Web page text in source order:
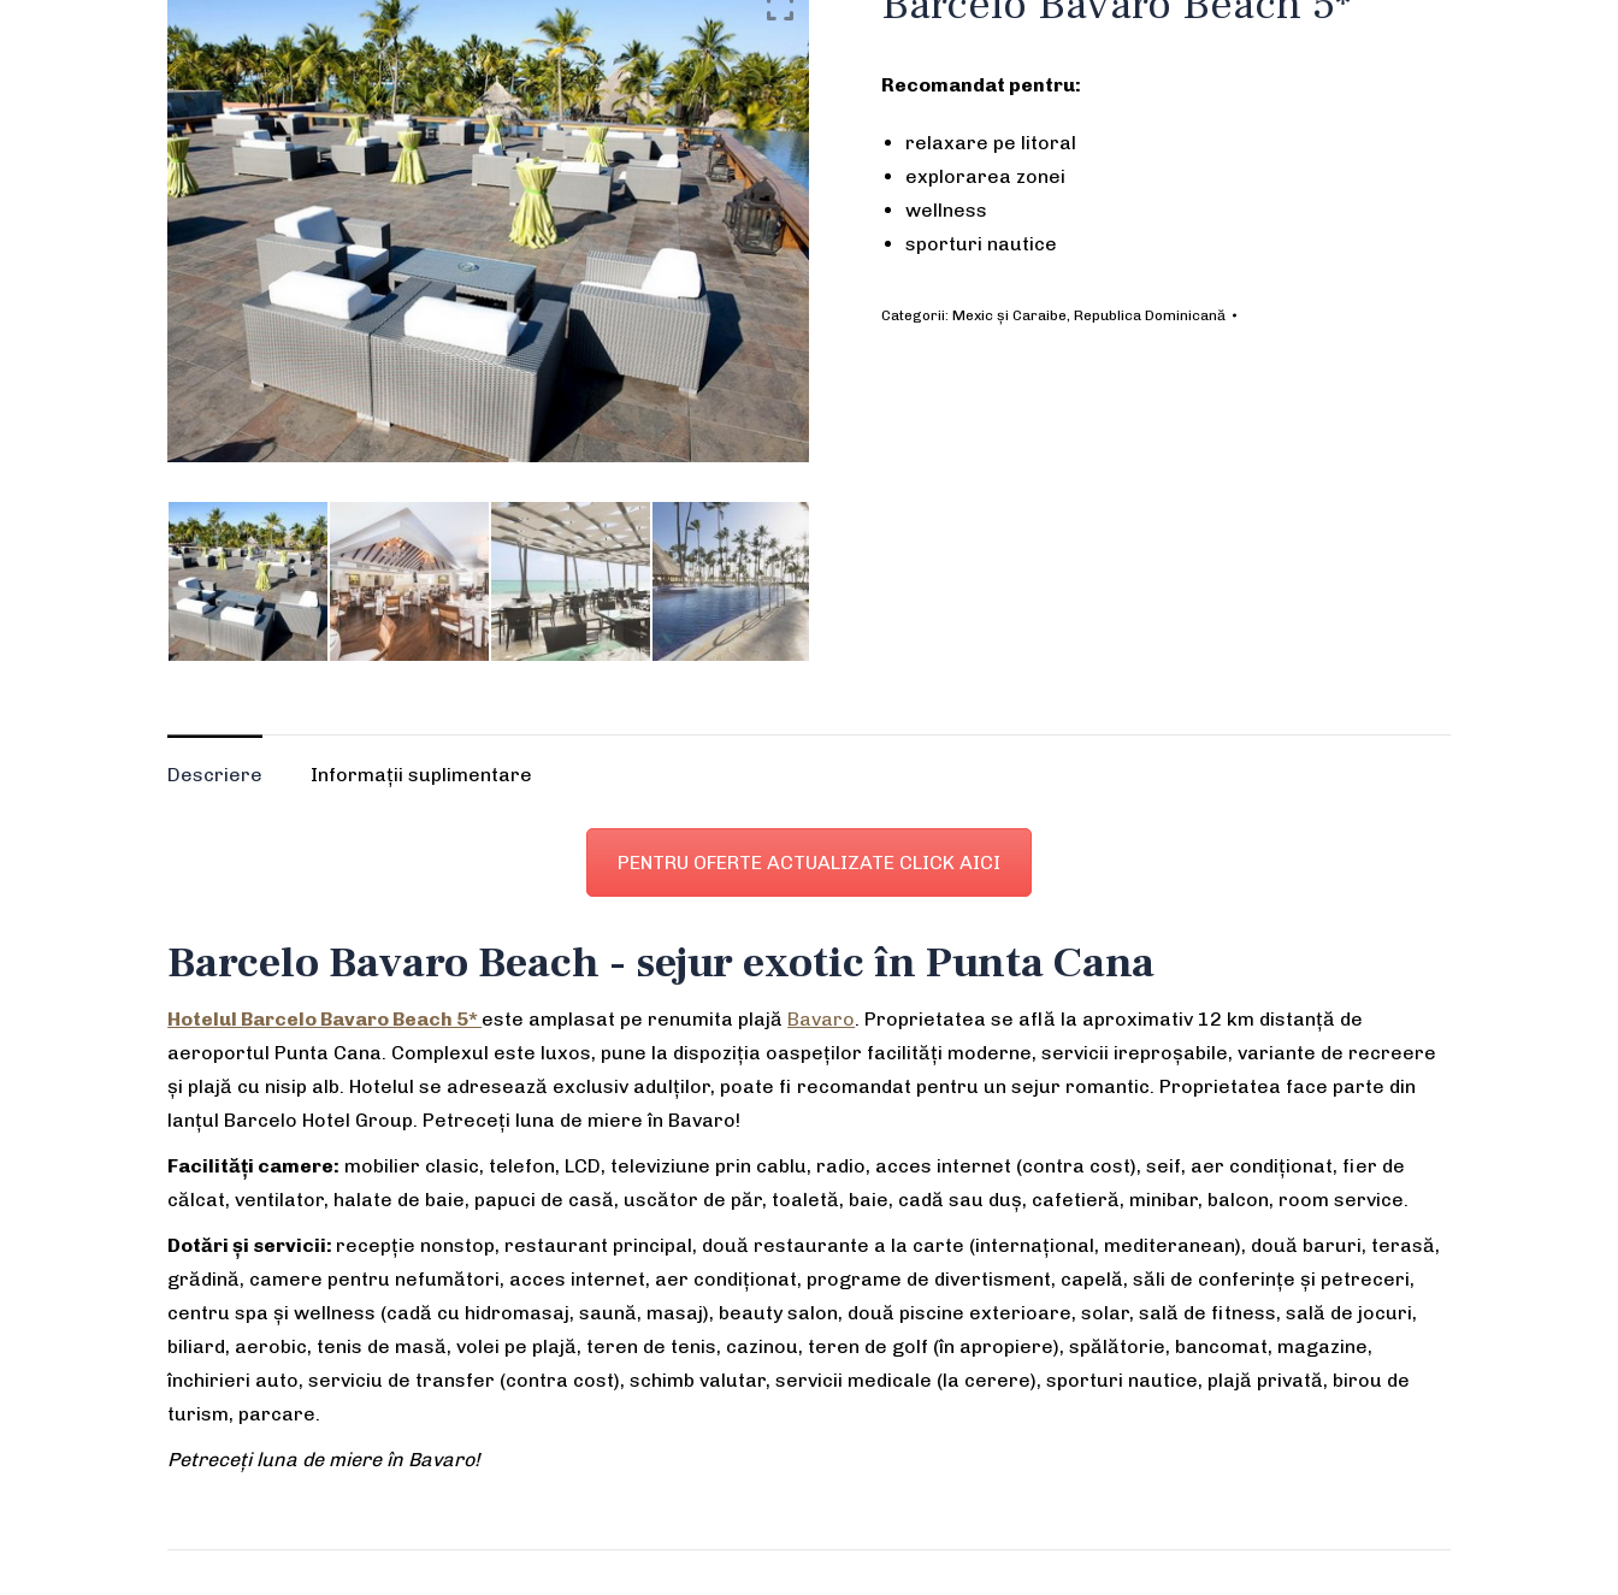
Recomandat pentru:
relaxare pe litoral
explorarea zonei
wellness
sporturi nautice
Categorii: Mexic și Caraibe, Republica Dominicană
Descriere Informații suplimentare
PENTRU OFERTE ACTUALIZATE CLICK AICI
Barcelo Bavaro Beach - sejur exotic în Punta Cana
Hotelul Barcelo Bavaro Beach 5* este amplasat pe renumita plajă Bavaro. Proprietatea se află la aproximativ 12 km distanță de
aeroportul Punta Cana. Complexul este luxos, pune la dispoziția oaspeților facilități moderne, servicii ireproșabile, variante de recreere
și plajă cu nisip alb. Hotelul se adresează exclusiv adulților, poate fi recomandat pentru un sejur romantic. Proprietatea face parte din
lanțul Barcelo Hotel Group. Petreceți luna de miere în Bavaro!
Facilități camere: mobilier clasic, telefon, LCD, televiziune prin cablu, radio, acces internet (contra cost), seif, aer condiţionat, fier de
călcat, ventilator, halate de baie, papuci de casă, uscător de păr, toaletă, baie, cadă sau duş, cafetieră, minibar, balcon, room service.
Dotări și servicii: recepţie nonstop, restaurant principal, două restaurante a la carte (internațional, mediteranean), două baruri, terasă,
grădină, camere pentru nefumători, acces internet, aer condiţionat, programe de divertisment, capelă, săli de conferințe și petreceri,
centru spa și wellness (cadă cu hidromasaj, saună, masaj), beauty salon, două piscine exterioare, solar, sală de fitness, sală de jocuri,
biliard, aerobic, tenis de masă, volei pe plajă, teren de tenis, cazinou, teren de golf (în apropiere), spălătorie, bancomat, magazine,
închirieri auto, serviciu de transfer (contra cost), schimb valutar, servicii medicale (la cerere), sporturi nautice, plajă privată, birou de
turism, parcare.
Petreceți luna de miere în Bavaro!